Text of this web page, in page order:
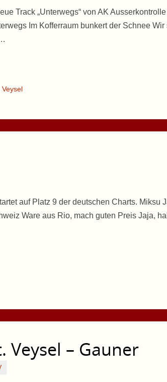
Track „Unterwegs“ von AK
Im Kofferraum bunkert der Schnee
Veysel
auf Platz 9 der deutschen Charts. Miksu
Ware aus Rio, mach guten Preis Jaja,
Veysel – Gauner